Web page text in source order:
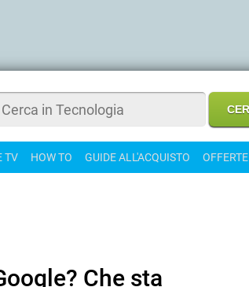
TV HOW TO GUIDE ALL'ACQUISTO OFFERTE
Che sta